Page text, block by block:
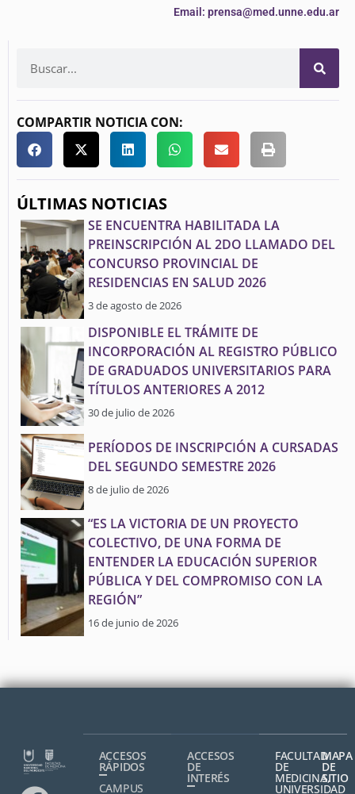
Email: prensa@med.unne.edu.ar
COMPARTIR NOTICIA CON:
ÚLTIMAS NOTICIAS
SE ENCUENTRA HABILITADA LA
PREINSCRIPCIÓN AL 2DO LLAMADO DEL
CONCURSO PROVINCIAL DE
RESIDENCIAS EN SALUD 2026
3 de agosto de 2026
DISPONIBLE EL TRÁMITE DE
INCORPORACIÓN AL REGISTRO PÚBLICO
DE GRADUADOS UNIVERSITARIOS PARA
TÍTULOS ANTERIORES A 2012
30 de julio de 2026
PERÍODOS DE INSCRIPCIÓN A CURSADAS
DEL SEGUNDO SEMESTRE 2026
8 de julio de 2026
“ES LA VICTORIA DE UN PROYECTO
COLECTIVO, DE UNA FORMA DE
ENTENDER LA EDUCACIÓN SUPERIOR
PÚBLICA Y DEL COMPROMISO CON LA
REGIÓN”
16 de junio de 2026
ACCESOS
RÁPIDOS
CAMPUS
ACCESOS
DE
INTERÉS
FACULTAD
DE
MEDICINA,
UNIVERSIDAD
MAPA
DE
SITIO